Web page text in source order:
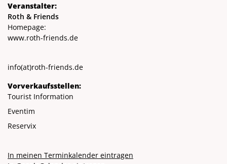
Veranstalter:
Roth & Friends
Homepage:
www.roth-friends.de
info(at)roth-friends.de
Vorverkaufsstellen:
Tourist Information
Eventim
Reservix
In meinen Terminkalender eintragen